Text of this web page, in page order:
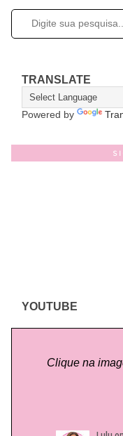
TRANSLATE
Powered by
YOUTUBE
Clique na